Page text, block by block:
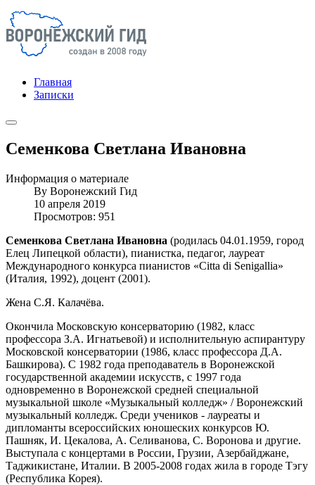
Главная
Записки
Семенкова Светлана Ивановна
Информация о материале
By Воронежский Гид
10 апреля 2019
Просмотров: 951
Семенкова Светлана Ивановна (родилась 04.01.1959, город
Елец Липецкой области), пианистка, педагог, лауреат
Международного конкурса пианистов «Citta di Senigallia»
(Италия, 1992), доцент (2001).
Жена С.Я. Калачёва.
Окончила Московскую консерваторию (1982, класс
профессора З.А. Игнатьевой) и исполнительную аспирантуру
Московской консерватории (1986, класс профессора Д.А.
Башкирова). С 1982 года преподаватель в Воронежской
государственной академии искусств, с 1997 года
одновременно в Воронежской средней специальной
музыкальной школе «Музыкальный колледж» / Воронежский
музыкальный колледж. Среди учеников - лауреаты и
дипломанты всероссийских юношеских конкурсов Ю.
Пашняк, И. Цекалова, А. Селиванова, С. Воронова и другие.
Выступала с концертами в России, Грузии, Азербайджане,
Таджикистане, Италии. В 2005-2008 годах жила в городе Тэгу
(Республика Корея).